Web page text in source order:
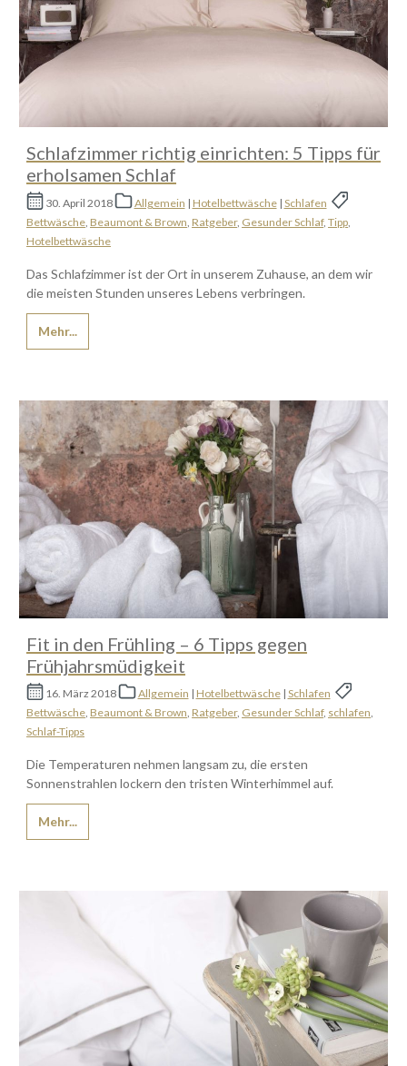
Schlafzimmer richtig einrichten: 5 Tipps für
erholsamen Schlaf
30. April 2018 Allgemein | Hotelbettwäsche| Schlafen
Bettwäsche Beaumont & Brown Ratgeber, Gesunder Schlaf, Tipp
Hotelbettwäsche
Das Schlafzimmer ist der Ort in unserem Zuhause, an dem wir
die meisten Stunden unseres Lebens verbringen.
Mehr...
Fit in den Frühling – 6 Tipps gegen
Frühjahrsmüdigkeit
16. März 2018 Allgemein | Hotelbettwäsche| Schlafen
Bettwäsche Beaumont & Brown Ratgeber, Gesunder Schlaf, schlafen
Schlaf-Tipps
Die Temperaturen nehmen langsam zu, die ersten
Sonnenstrahlen lockern den tristen Winterhimmel auf.
Mehr...